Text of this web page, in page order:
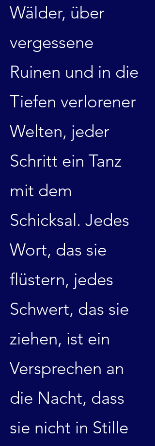
Wälder, über
vergessene
Ruinen und in die
Tiefen verlorener
Welten, jeder
Schritt ein Tanz
mit dem
Schicksal. Jedes
Wort, das sie
flüstern, jedes
Schwert, das sie
ziehen, ist ein
Versprechen an
die Nacht, dass
sie nicht in Stille